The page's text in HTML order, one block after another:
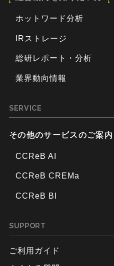
ホットワード分析
IRストレージ
総研レポート・分析
業界動向情報
SERVICE
その他のサービスのご案内
CCReB AI
CCReB CREMa
CCReB BI
SUPPORT
ご利用ガイド